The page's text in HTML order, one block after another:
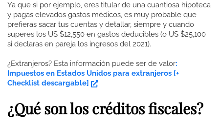
Ya que si por ejemplo, eres titular de una cuantiosa hipoteca
y pagas elevados gastos médicos, es muy probable que
prefieras sacar tus cuentas y detallar, siempre y cuando
superes los US $12,550 en gastos deducibles (o US $25,100
si declaras en pareja los ingresos del 2021).
¿Extranjeros? Esta información puede ser de valor:
Impuestos en Estados Unidos para extranjeros [+
Checklist descargable]
¿Qué son los créditos fiscales?